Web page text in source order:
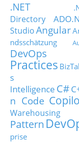
.NET
Directory
StudioAngular
ndsschätzung
DevOps
Practices
s
Intelligence C#
n Code
Warehousing
Pattern
prise